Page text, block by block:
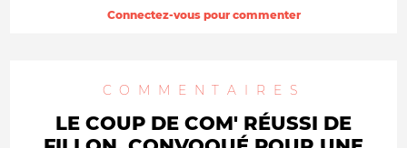
Connectez-vous pour commenter
COMMENTAIRES
LE COUP DE COM' RÉUSSI DE